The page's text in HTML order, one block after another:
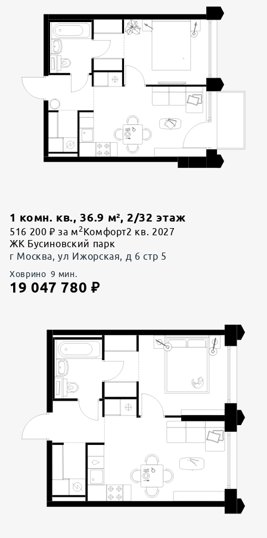
1 комн. кв., 36.9 м²,2/32 этаж
516 200 ₽ за м 2 Комфорт2 кв. 2027
ЖК Бусиновский парк
г Москва, ул Ижорская, д 6 стр 5
Ховрино 9 мин.
19 047 780 ₽